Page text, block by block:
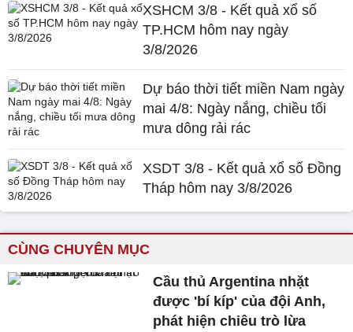
XSHCM 3/8 - Kết quả xổ số
TP.HCM hôm nay ngày
3/8/2026
Dự báo thời tiết miền Nam ngày
mai 4/8: Ngày nắng, chiều tối
mưa dông rải rác
XSDT 3/8 - Kết quả xổ số Đồng
Tháp hôm nay 3/8/2026
CÙNG CHUYÊN MỤC
Cầu thủ Argentina nhặt
được 'bí kíp' của đội Anh,
phát hiện chiêu trò lừa